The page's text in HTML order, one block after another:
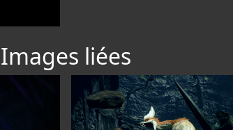
Images liées